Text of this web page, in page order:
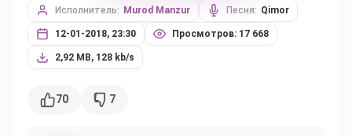
Исполнитель: Murod Manzur Песня: Qimor
12-01-2018, 23:30 Просмотров: 17 668
2,92 MB, 128 kb/s
70 7